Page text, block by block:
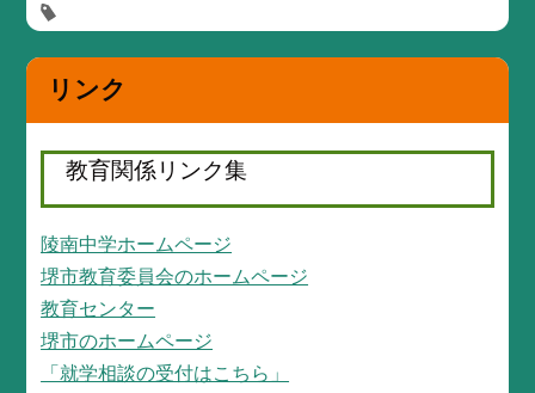
リンク
教育関係リンク集
陵南中学ホームページ
堺市教育委員会のホームページ
教育センター
堺市のホームページ
「就学相談の受付はこちら」